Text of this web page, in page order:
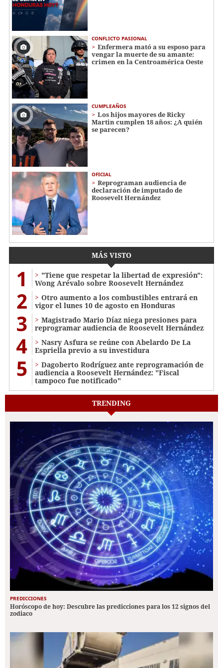
CONFLICTO PASIONAL
Enfermera mató a su esposo para
vengar la muerte de su amante:
crimen en la Centroamérica Oeste
CUMPLEAÑOS
Los hijos mayores de Ricky
Martin cumplen 18 años: ¿A quién
se parecen?
OFICIAL
Reprograman audiencia de
declaración de imputado de
Roosevelt Hernández
MÁS VISTO
1
"Tiene que respetar la libertad de expresión":
Wong Arévalo sobre Roosevelt Hernández
2
Otro aumento a los combustibles entrará en
vigor el lunes 10 de agosto en Honduras
3
Magistrado Mario Díaz niega presiones para
reprogramar audiencia de Roosevelt Hernández
4
Nasry Asfura se reúne con Abelardo De La
Espriella previo a su investidura
5
Dagoberto Rodríguez ante reprogramación de
audiencia a Roosevelt Hernández: "Fiscal
tampoco fue notificado"
TRENDING
PREDICCIONES
Horóscopo de hoy: Descubre las predicciones para los 12 signos del
zodiaco